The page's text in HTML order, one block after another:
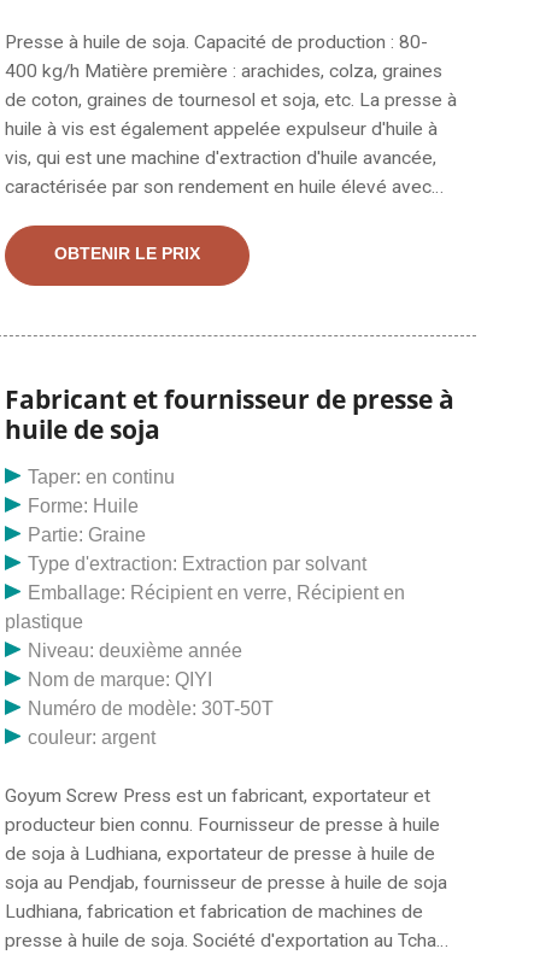
Presse à huile de soja. Capacité de production : 80-
400 kg/h Matière première : arachides, colza, graines
de coton, graines de tournesol et soja, etc. La presse à
huile à vis est également appelée expulseur d'huile à
vis, qui est une machine d'extraction d'huile avancée,
caractérisée par son rendement en huile élevé avec
pratique. Notre société machine à huile série 6YL: la
société possède un institut de conception de
de grands ensembles complets d'équipements
machines et d'équipements. série de moulins,
conception technique de céréales et d'huile, fabrication
et installation d'équipements, contrats de projet,
services techniques, développement de nouveaux
produits, huile par
OBTENIR LE PRIX
Fabricant et fournisseur de presse à
huile de soja
Taper: en continu
Forme: Huile
Partie: Graine
Type d'extraction: Extraction par solvant
Emballage: Récipient en verre, Récipient en
plastique
Niveau: deuxième année
Nom de marque: QIYI
Numéro de modèle: 30T-50T
couleur: argent
Goyum Screw Press est un fabricant, exportateur et
producteur bien connu. Fournisseur de presse à huile
de soja à Ludhiana, exportateur de presse à huile de
soja au Pendjab, fournisseur de presse à huile de soja
Ludhiana, fabrication et fabrication de machines de
presse à huile de soja. Société d'exportation au Tchad.